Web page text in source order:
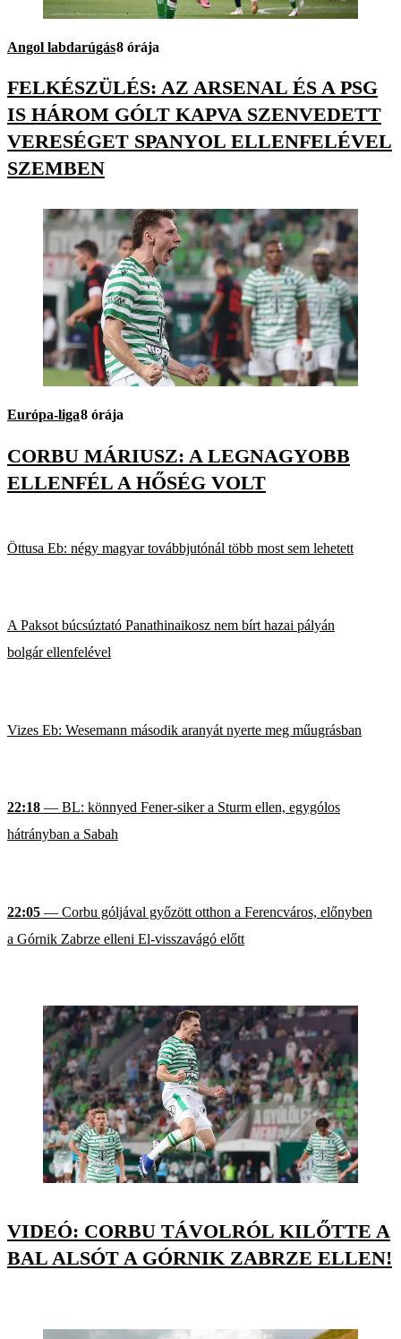
Angol labdarúgás8 órája
FELKÉSZÜLÉS: AZ ARSENAL ÉS A PSG
IS HÁROM GÓLT KAPVA SZENVEDETT
VERESÉGET SPANYOL ELLENFELÉVEL
SZEMBEN
Európa-liga8 órája
CORBU MÁRIUSZ: A LEGNAGYOBB
ELLENFÉL A HŐSÉG VOLT
Öttusa Eb: négy magyar továbbjutónál több most sem lehetett
A Paksot búcsúztató Panathinaikosz nem bírt hazai pályán
bolgár ellenfelével
Vizes Eb: Wesemann második aranyát nyerte meg műugrásban
22:18 — BL: könnyed Fener-siker a Sturm ellen, egygólos
hátrányban a Sabah
22:05 — Corbu góljával győzött otthon a Ferencváros, előnyben
a Górnik Zabrze elleni El-visszavágó előtt
VIDEÓ: CORBU TÁVOLRÓL KILŐTTE A
BAL ALSÓT A GÓRNIK ZABRZE ELLEN!